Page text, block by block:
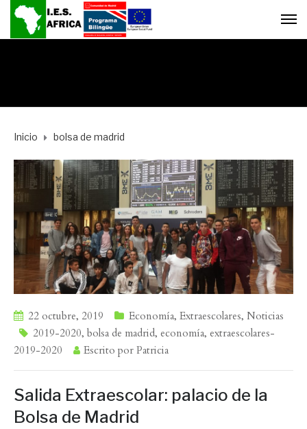
Inicio bolsa de madrid
22 octubre, 2019 Economía, Extraescolares, Noticias
2019-2020, bolsa de madrid, economía, extraescolares-
2019-2020
Escrito por Patricia
Salida Extraescolar: palacio de la
Bolsa de Madrid